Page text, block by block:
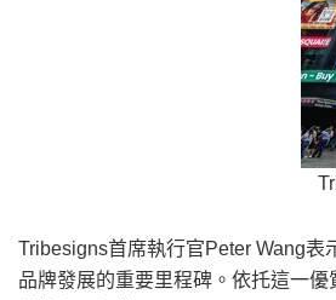
Tribesigns首席執行官Peter Wang表
品牌發展的重要里程碑。依托這一